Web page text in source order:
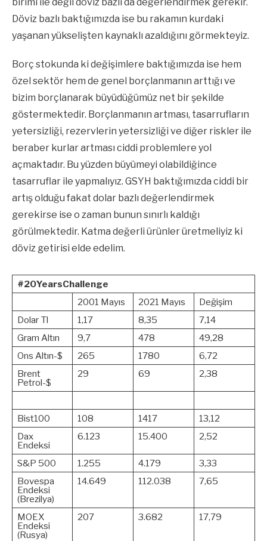
Döviz bazlı baktığımızda ise bu rakamın kurdaki
yaşanan yükselişten kaynaklı azaldığını görmekteyiz.
Borç stokunda ki değişimlere baktığımızda ise hem
özel sektör hem de genel borçlanmanın arttığı ve
bizim borçlanarak büyüdüğümüz net bir şekilde
göstermektedir. Borçlanmanın artması, tasarrufların
yetersizliği, rezervlerin yetersizliği ve diğer riskler ile
beraber kurlar artması ciddi problemlere yol
açmaktadır. Bu yüzden büyümeyi olabildiğince
tasarruflar ile yapmalıyız. GSYH baktığımızda ciddi bir
artış olduğu fakat dolar bazlı değerlendirmek
gerekirse ise o zaman bunun sınırlı kaldığı
görülmektedir. Katma değerli ürünler üretmeliyiz ki
döviz getirisi elde edelim.
#20YearsChallenge
2001 Mayıs
2021 Mayıs
Değişim
Dolar Tl
1,17 8,35
7,14
Gram Altın
9,7 478
49,28
Ons Altın-$
265 1780
6,72
Brent
Petrol-$
29 69 2,38
Bist100 108 1417
13,12
Dax
Endeksi
6.123 15.400 2,52
S&P 500 1.255 4.179
3,33
Bovespa
Endeksi
(Brezilya)
14.649 112.038 7,65
MOEX
Endeksi
(Rusya)
207 3.682 17,79